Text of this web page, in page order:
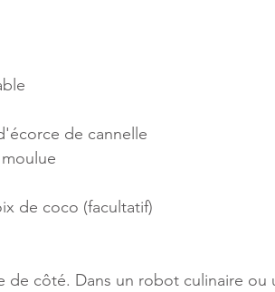
de cannelle
de coco (facultatif)
de côté. Dans un robot culinaire ou